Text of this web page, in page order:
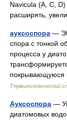
Navicula (A, C,
расширять,
ауксоспора —
спора с тонкой
процесса у
Терминологический
Ауксоспора —
диатомовых